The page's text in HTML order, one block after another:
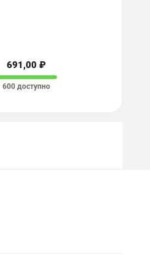
691,00 ₽
600 доступно